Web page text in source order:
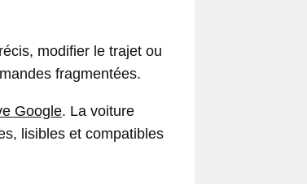
modifier le trajet ou
fragmentées.
Google. La voiture
lisibles et compatibles